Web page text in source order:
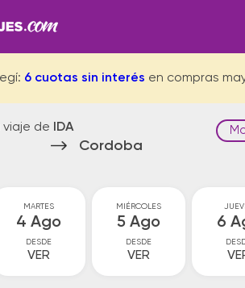
6 cuotas sin interés en compras
de IDA
Cordoba
MARTES
4 Ago
DESDE
VER
MIÉRCOLES
5 Ago
DESDE
VER
6